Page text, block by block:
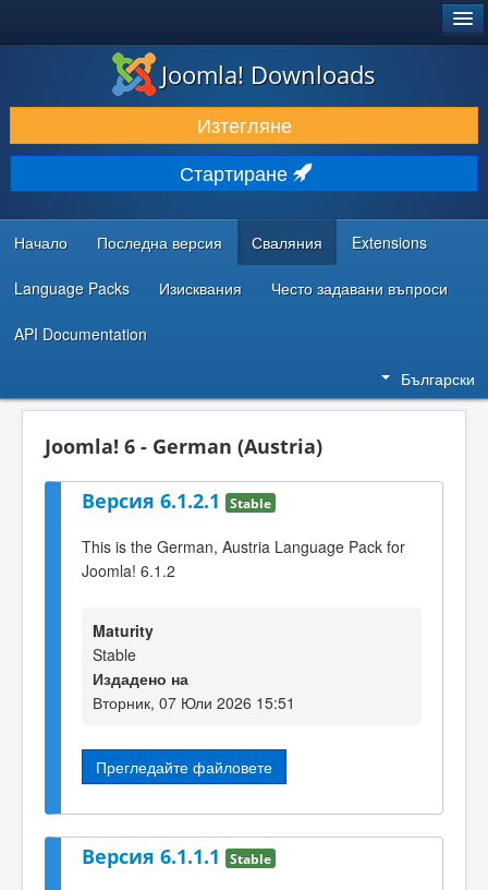
ИЗТЕГЛЯНЕ & РАЗШИРЯВАНЕ
ОТКРИВАЙТЕ & УЧЕТЕ
ОБЩНОСТ & ПОДДРЪЖКА
РЕСУРСИ ЗА РАЗРАБОТКА
Joomla! Downloads
Изтегляне
Стартиране
Начало Последна версия Сваляния Extensions
Language Packs Изисквания Често задавани въпроси
API Documentation
Български
Joomla! 6 - German (Austria)
Версия 6.1.2.1 Stable
This is the German, Austria Language Pack for
Joomla! 6.1.2
Maturity
Stable
Издадено на
Вторник, 07 Юли 2026 15:51
Прегледайте файловете
Версия 6.1.1.1 Stable